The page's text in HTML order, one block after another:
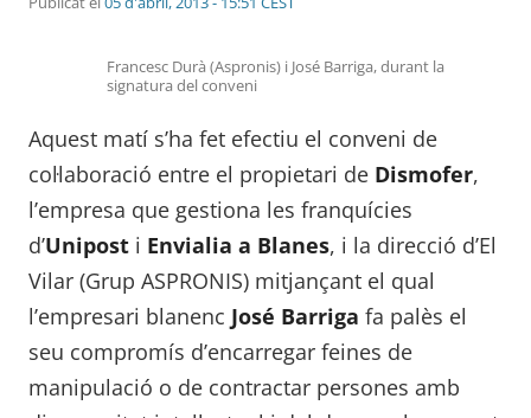
Francesc Durà (Aspronis) i José Barriga, durant la
signatura del conveni
Aquest matí s’ha fet efectiu el conveni de
col·laboració entre el propietari de Dismofer,
l’empresa que gestiona les franquícies
d’Unipost i Envialia a Blanes, i la direcció d’El
Vilar (Grup ASPRONIS) mitjançant el qual
l’empresari blanenc José Barriga fa palès el
seu compromís d’encarregar feines de
manipulació o de contractar persones amb